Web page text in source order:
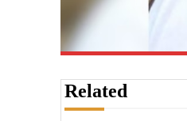
Related